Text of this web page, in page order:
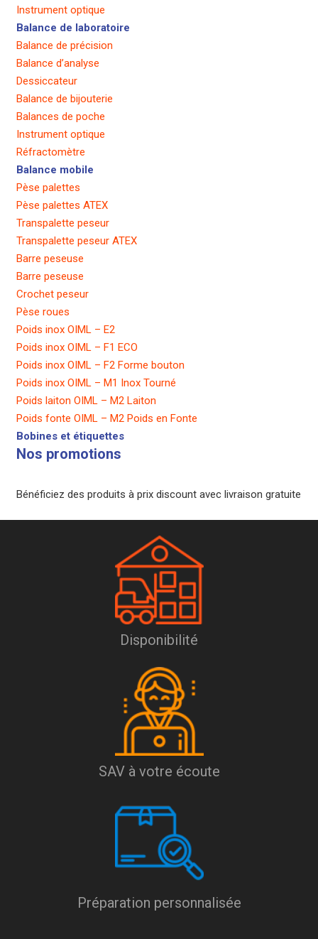
Instrument optique
Balance de laboratoire
Balance de précision
Balance d’analyse
Dessiccateur
Balance de bijouterie
Balances de poche
Instrument optique
Réfractomètre
Balance mobile
Pèse palettes
Pèse palettes ATEX
Transpalette peseur
Transpalette peseur ATEX
Barre peseuse
Barre peseuse
Crochet peseur
Pèse roues
Poids inox OIML – E2
Poids inox OIML – F1 ECO
Poids inox OIML – F2 Forme bouton
Poids inox OIML – M1 Inox Tourné
Poids laiton OIML – M2 Laiton
Poids fonte OIML – M2 Poids en Fonte
Bobines et étiquettes
Nos promotions
Bénéficiez des produits à prix discount avec livraison gratuite
Disponibilité
SAV à votre écoute
Préparation personnalisée